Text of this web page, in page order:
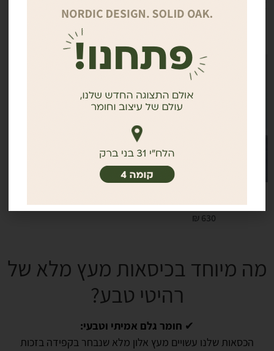
₪ 630
מה מיוחד בכיסאות מעץ מלא של
רהיטי טבע?
✔ חומר גלם אמיתי וטבעי:
הכסאות שלנו עשויים מעץ אלון מלא שנבחר בקפידה בזכות